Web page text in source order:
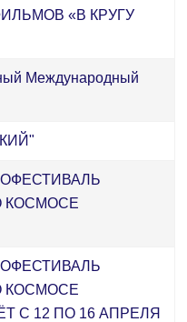
«В КРУГУ
Международный
КОСМОСЕ
КОСМОСЕ
С 12 ПО 16 АПРЕЛЯ